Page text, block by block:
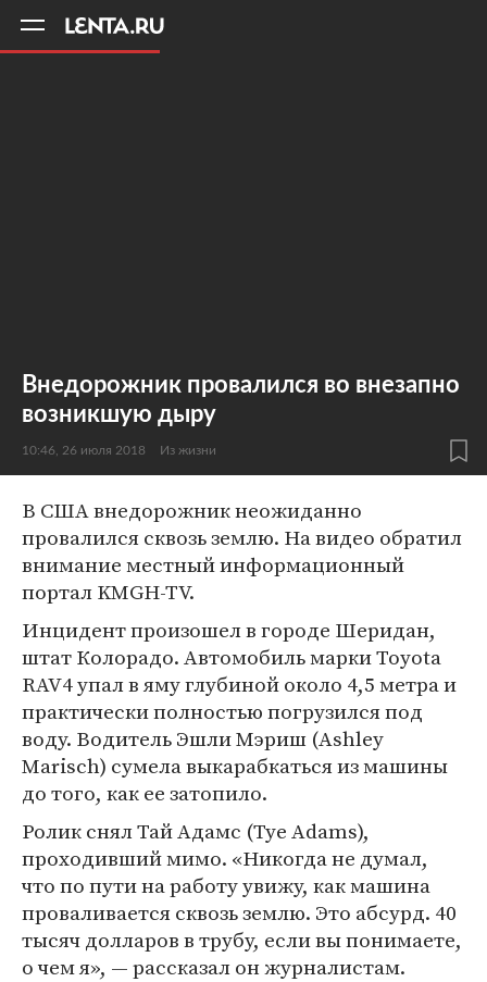
Внедорожник провалился во внезапно
возникшую дыру
10:46, 26 июля 2018 Из жизни
В США внедорожник неожиданно
провалился сквозь землю. На видео обратил
внимание местный информационный
портал KMGH-TV.
Инцидент произошел в городе Шеридан,
штат Колорадо. Автомобиль марки Toyota
RAV4 упал в яму глубиной около 4,5 метра и
практически полностью погрузился под
воду. Водитель Эшли Мэриш (Ashley
Marisch) сумела выкарабкаться из машины
до того, как ее затопило.
Ролик снял Тай Адамс (Tye Adams),
проходивший мимо. «Никогда не думал,
что по пути на работу увижу, как машина
проваливается сквозь землю. Это абсурд. 40
тысяч долларов в трубу, если вы понимаете,
о чем я», — рассказал он журналистам.